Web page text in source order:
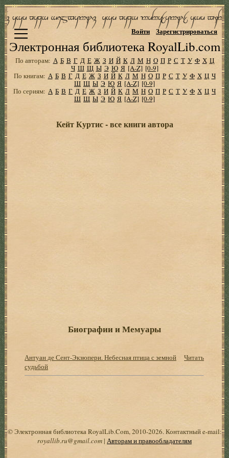
Электронная библиотека RoyalLib.com
Войти Зарегистрироваться
По авторам: А Б В Г Д Е Ж З И Й К Л М Н О П Р С Т У Ф Х Ц
Ч Ш Щ Ы Э Ю Я [A-Z] [0-9]
По книгам: А Б В Г Д Е Ж З И Й К Л М Н О П Р С Т У Ф Х Ц Ч
Ш Щ Ы Э Ю Я [A-Z] [0-9]
По сериям: А Б В Г Д Е Ж З И Й К Л М Н О П Р С Т У Ф Х Ц Ч
Ш Щ Ы Э Ю Я [A-Z] [0-9]
Кейт Куртис - все книги автора
Биографии и Мемуары
Антуан де Сент-Экзюпери. Небесная птица с земной
судьбой
Читать
© Электронная библиотека RoyalLib.Com, 2010-2026. Контактный e-mail:
royallib.ru@gmail.com| Авторам и правообладателям